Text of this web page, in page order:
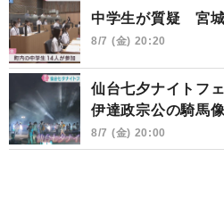
中学生が質疑 宮城
8/7 (金) 20:20
仙台七夕ナイトフ
伊達政宗公の騎馬像
8/7 (金) 20:00